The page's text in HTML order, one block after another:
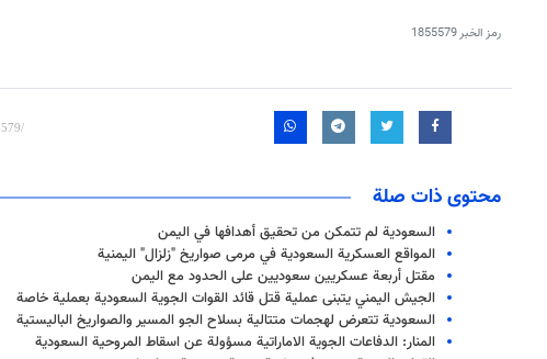
رمز الخبر1855579
محتوى ذات صلة
السعودية لم تتمكن من تحقيق أهدافها في اليمن
المواقع العسكرية السعودية في مرمى صواريخ "زلزال" اليمنية
مقتل أربعة عسكريين سعوديين على الحدود مع اليمن
الجيش اليمني يتبنى عملية قتل قائد القوات الجوية السعودية بعملية خاصة
السعودية تتعرض لهجمات متتالية بسلاح الجو المسير والصواريخ الباليستية
المنار: الدفاعات الجوية الاماراتية مسؤولة عن اسقاط المروحية السعودية